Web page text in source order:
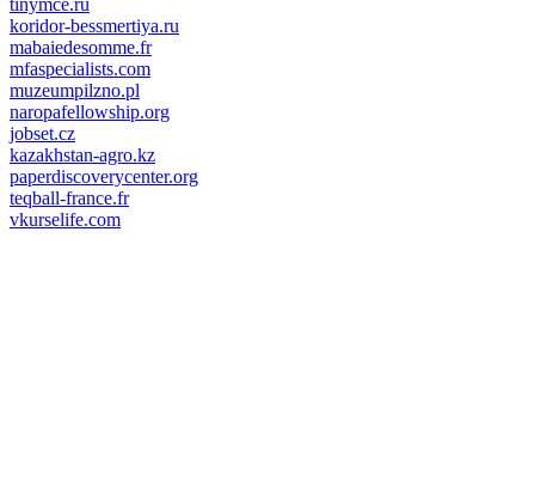
tinymce.ru
koridor-bessmertiya.ru
mabaiedesomme.fr
mfaspecialists.com
muzeumpilzno.pl
naropafellowship.org
jobset.cz
kazakhstan-agro.kz
paperdiscoverycenter.org
teqball-france.fr
vkurselife.com